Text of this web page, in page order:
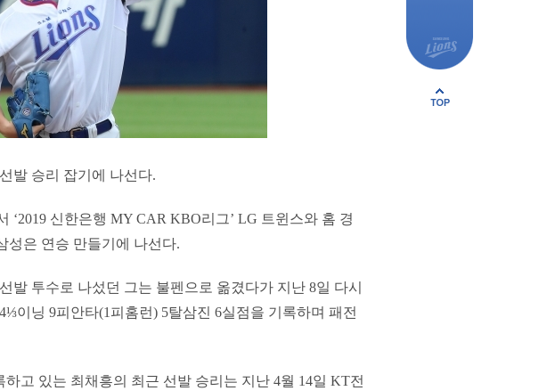
발 승리 잡기에 나선다.
‘2019 신한은행 MY CAR KBO리그’ LG 트윈스와 홈 경
성은 연승 만들기에 나선다.
발 투수로 나섰던 그는 불펜으로 옮겼다가 지난 8일 다시
이닝 9피안타(1피홈런) 5탈삼진 6실점을 기록하며 패전
고 있는 최채흥의 최근 선발 승리는 지난 4월 14일 KT전